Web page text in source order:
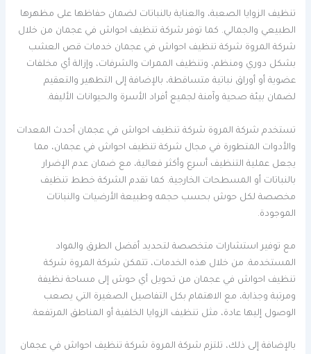
تنظيف الزوايا الصعبة، والعناية بالنباتات لضمان حفاظها على مظهرها
الطبيعي والجمالي. كما توفر شركة تنظيف احواش في عجمان من خلال
شركة المروة شركة تنظيف احواش في عجمان خدمات قص العشب
بشكل دوري ومنظم، وتنظيف الممرات والشرفات، وإزالة أي مخلفات
عضوية أو أوراق نباتية متساقطة، بالإضافة إلى التطهير والتعقيم
لضمان بيئة صحية وآمنة لجميع أفراد الأسرة والحيوانات الأليفة.
تستخدم شركة المروة شركة تنظيف احواش في عجمان أحدث المعدات
والأدوات المتطورة في مجال شركة تنظيف احواش في عجمان، مما
يجعل عملية التنظيف أسرع وأكثر فعالية، مع ضمان عدم الإضرار
بالنباتات أو المسطحات الخارجية. كما تقدم الشركة خطط تنظيف
مخصصة لكل حوش بحسب حجمه وطبيعة الأرضيات والنباتات
الموجودة.
مع توفير استشارات متخصصة لتحديد أفضل الطرق والمواد
المستخدمة. من خلال هذه الخدمات، تتمكن شركة المروة شركة
تنظيف احواش في عجمان من تحويل أي حوش إلى مساحة نظيفة
ومرتبة وجذابة، مع الاهتمام بكل التفاصيل الصغيرة التي يصعب
الوصول إليها عادة، مثل تنظيف الزوايا الخلفية أو المناطق المرتفعة.
بالإضافة إلى ذلك، تلتزم شركة المروة شركة تنظيف احواش في عجمان